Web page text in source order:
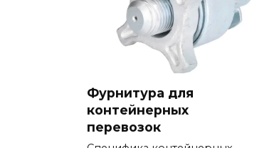
Фурнитура для
контейнерных
перевозок